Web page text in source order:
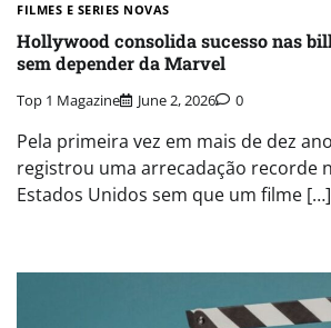
FILMES E SERIES NOVAS​
Hollywood consolida sucesso nas
sem depender da Marvel
Top 1 Magazine June 2, 2026 0
Pela primeira vez em mais de dez
registrou uma arrecadação recorde
Estados Unidos sem que um filme […]